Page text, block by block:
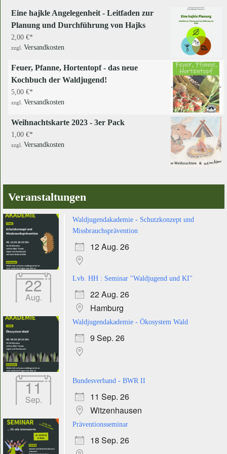
Eine hajkle Angelegenheit - Leitfaden zur
Planung und Durchführung von Hajks
2,00 €
zzgl. Versandkosten
Feuer, Pfanne, Hortentopf - das neue
Kochbuch der Waldjugend!
5,00 €
zzgl. Versandkosten
Weihnachtskarte 2023 - 3er Pack
1,00 €
zzgl. Versandkosten
Veranstaltungen
Waldjugendakademie - Schutzkonzept und
Missbrauchsprävention
12 Aug. 26
22
Aug.
Lvb. HH : Seminar "Waldjugend und KI"
22 Aug. 26
Hamburg
Waldjugendakademie - Ökosystem Wald
9 Sep. 26
11
Sep.
Bundesverband - BWR II
11 Sep. 26
Witzenhausen
Präventionsseminar
18 Sep. 26